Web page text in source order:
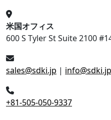
米国オフィス
600 S Tyler St Suite 2100
sales@sdki.jp | info@sdki.jp
+81-505-050-9337